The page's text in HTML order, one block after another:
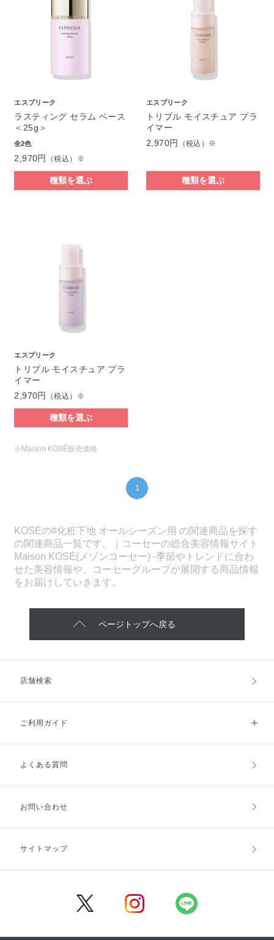
エスプリーク
ラスティング セラム ベース
＜25g＞
全2色
2,970円 （税込）※
種類を選ぶ
エスプリーク
トリプル モイスチュア プラ
イマー
2,970円
（税込）※
種類を選ぶ
エスプリーク
トリプル モイスチュア プラ
イマー
2,970円
（税込）※
種類を選ぶ
※Maison KOSÉ販売価格
1
KOSEの#化粧下地 オールシーズン用 の関連商品を探す
の関連商品一覧です。｜コーセーの総合美容情報サイト
Maison KOSÉ(メゾンコーセー) -季節やトレンドに合わ
せた美容情報や、コーセーグループが展開する商品情報
をお届けしていきます。
ページトップへ戻る
店舗検索
ご利用ガイド
ご利用ガイドトップ
お支払方法
キャンセル・返品・交換
よくある質問
お問い合わせ
サイトマップ